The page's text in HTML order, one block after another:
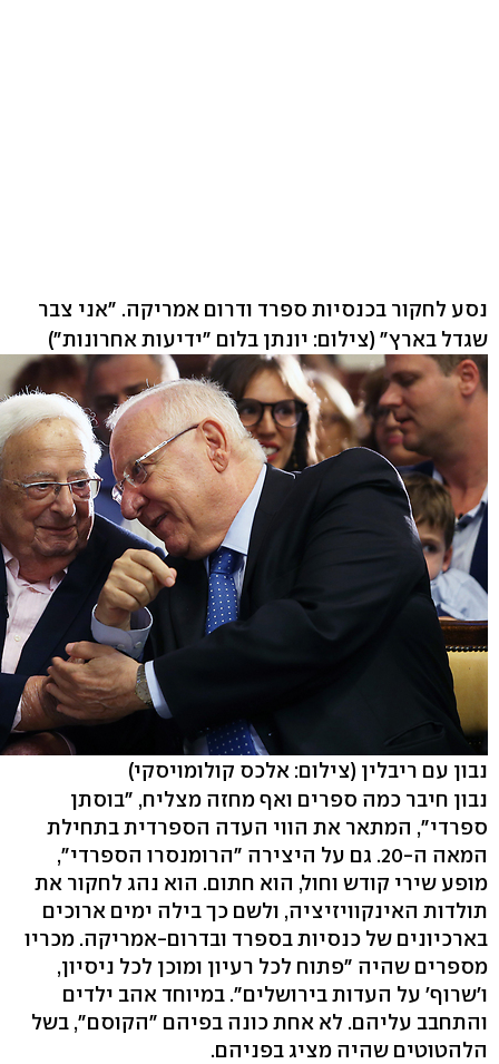
נסע לחקור בכנסיות ספרד ודרום אמריקה. "אני צבר
שגדל בארץ" (צילום: יונתן בלום "ידיעות אחרונות")
נבון עם ריבלין (צילום: אלכס קולומויסקי)
נבון חיבר כמה ספרים ואף מחזה מצליח, "בוסתן
ספרדי", המתאר את הווי העדה הספרדית בתחילת
המאה ה-20. גם על היצירה "הרומנסרו הספרדי",
מופע שירי קודש וחול, הוא חתום. הוא נהג לחקור את
תולדות האינקוויזיציה, ולשם כך בילה ימים ארוכים
בארכיונים של כנסיות בספרד ובדרום-אמריקה. מכריו
מספרים שהיה "פתוח לכל רעיון ומוכן לכל ניסיון,
ו'שרוף' על העדות בירושלים". במיוחד אהב ילדים
והתחבב עליהם. לא אחת כונה בפיהם "הקוסם", בשל
הלהטוטים שהיה מציג בפניהם.